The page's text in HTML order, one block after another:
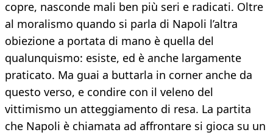
copre, nasconde mali ben più seri e radicati. Oltre
al moralismo quando si parla di Napoli l’altra
obiezione a portata di mano è quella del
qualunquismo: esiste, ed è anche largamente
praticato. Ma guai a buttarla in corner anche da
questo verso, e condire con il veleno del
vittimismo un atteggiamento di resa. La partita
che Napoli è chiamata ad affrontare si gioca su un